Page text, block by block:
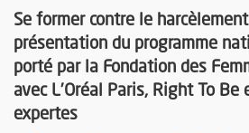
Se former contre le
présentation du programme
porté par la Fondation des
avec L’Oréal Paris, Right To
expertes